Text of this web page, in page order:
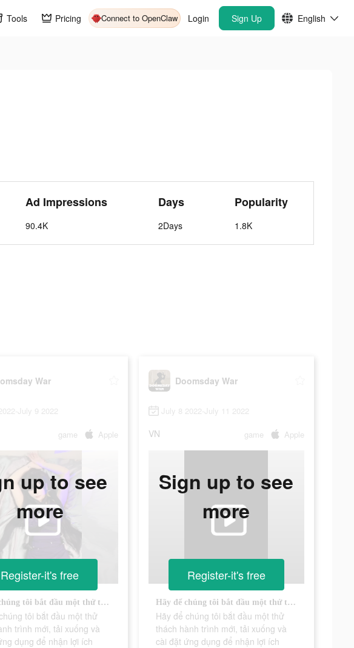
Tools Pricing Connect to OpenClaw Login Sign Up English
Ad Impressions
90.4K
Days
2Days
Popularity
1.8K
War
July 9 2022
game Apple
Hãy để chúng tôi bắt đầu một thử thách hành trình mới, tải xuống và cài đặt ứng dụng để nhận lợi ích
tôi bắt đầu một thử
trình mới, tải xuống và
dụng để nhận lợi ích
up to see
more
Register-it's free
Doomsday War
July 8 2022-July 11 2022
VN game Apple
Hãy để chúng tôi bắt đầu một thử thách hành trình mới, tải xuống và cài đặt ứng dụng để nhận lợi ích
Hãy để chúng tôi bắt đầu một thử
thách hành trình mới, tải xuống và
cài đặt ứng dụng để nhận lợi ích
Sign up to see
more
Register-it's free